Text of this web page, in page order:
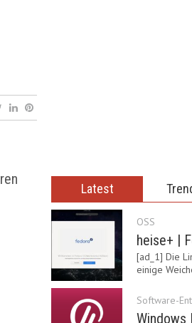
Latest
OSS
[ad_1] Die
einige
Software-
Windows